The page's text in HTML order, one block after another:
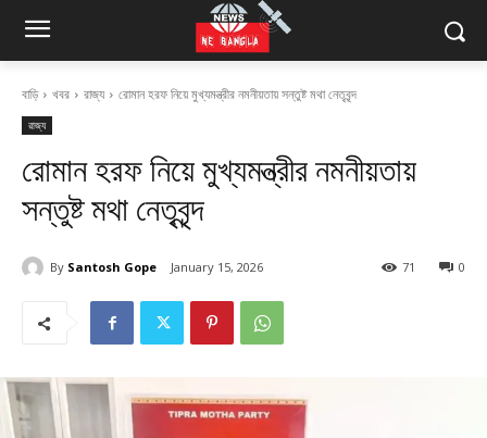
বাড়ি খবর রাজ্য রোমান হরফ নিয়ে মুখ্যমন্ত্রীর নমনীয়তায় সন্তুষ্ট মথা নেতৃবৃন্দ
রাজ্য
রোমান হরফ নিয়ে মুখ্যমন্ত্রীর নমনীয়তায়
সন্তুষ্ট মথা নেতৃবৃন্দ
By Santosh Gope January 15, 2026 0
71